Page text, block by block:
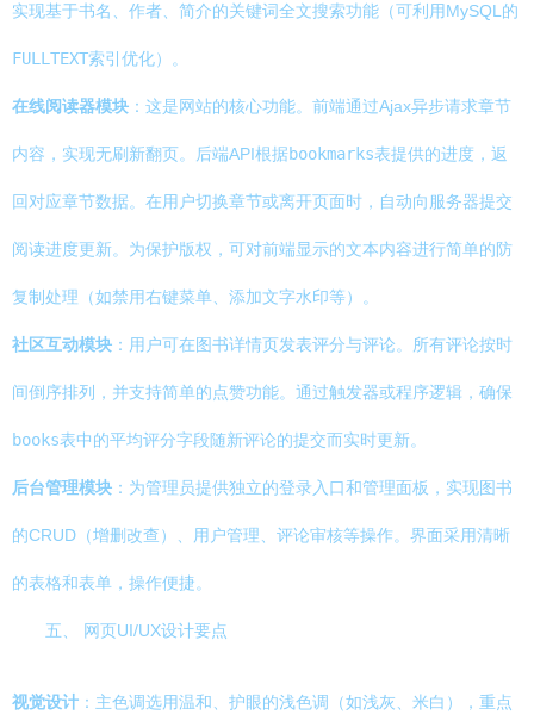
实现基于书名、作者、简介的关键词全文搜索功能（可利用MySQL的
FULLTEXT索引优化）。
在线阅读器模块 ：这是网站的核心功能。前端通过Ajax异步请求章节
内容，实现无刷新翻页。后端API根据bookmarks表提供的进度，返
回对应章节数据。在用户切换章节或离开页面时，自动向服务器提交
阅读进度更新。为保护版权，可对前端显示的文本内容进行简单的防
复制处理（如禁用右键菜单、添加文字水印等）。
社区互动模块 ：用户可在图书详情页发表评分与评论。所有评论按时
间倒序排列，并支持简单的点赞功能。通过触发器或程序逻辑，确保
books表中的平均评分字段随新评论的提交而实时更新。
后台管理模块 ：为管理员提供独立的登录入口和管理面板，实现图书
的CRUD（增删改查）、用户管理、评论审核等操作。界面采用清晰
的表格和表单，操作便捷。
五、 网页UI/UX设计要点
视觉设计 ：主色调选用温和、护眼的浅色调（如浅灰、米白），重点